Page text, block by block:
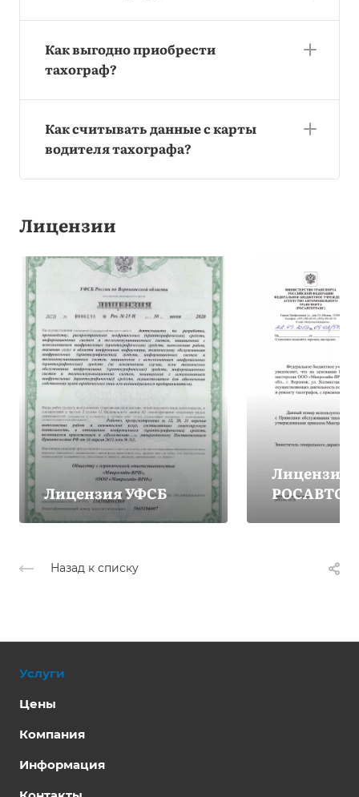
Как выгодно приобрести
тахограф?
Как считывать данные с карты
водителя тахографа?
Лицензии
Лицензия УФСБ
Лицензия
Назад к списку
Услуги
Цены
Компания
Информация